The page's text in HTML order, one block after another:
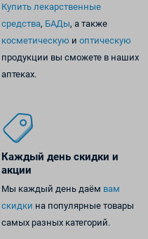
Купить лекарственные
средства, БАДы, а также
косметическую и оптическую
продукции вы сможете в наших
аптеках.
Каждый день скидки и
акции
Мы каждый день даём вам
скидки на популярные товары
самых разных категорий.